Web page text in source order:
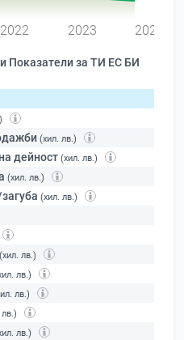
2022 2023 2024
Показатели за ТИ ЕС БИ
(хил. лв.)
дейност (хил. лв.)
(хил. лв.)
(хил. лв.)
(хил. лв.)
лв.)
лв.)
лв.)